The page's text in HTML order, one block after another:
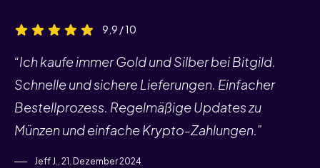
9,9 / 10
“Ich kaufe immer Gold und Silber bei Bitgild.
Schnelle und sichere Lieferungen. Einfacher
Bestellprozess. Regelmäßige Updates zu
Münzen und einfache Krypto-Zahlungen.”
Jeff J., 21. Dezember 2024